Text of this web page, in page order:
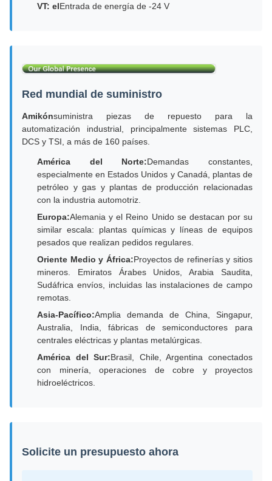
VT: elEntrada de energía de -24 V
Red mundial de suministro
Amikónsuministra piezas de repuesto para la
automatización industrial, principalmente sistemas PLC,
DCS y TSI, a más de 160 países.
América del Norte:Demandas constantes,
especialmente en Estados Unidos y Canadá, plantas de
petróleo y gas y plantas de producción relacionadas
con la industria automotriz.
Europa:Alemania y el Reino Unido se destacan por su
similar escala: plantas químicas y líneas de equipos
pesados que realizan pedidos regulares.
Oriente Medio y África:Proyectos de refinerías y sitios
mineros. Emiratos Árabes Unidos, Arabia Saudita,
Sudáfrica envíos, incluidas las instalaciones de campo
remotas.
Asia-Pacífico:Amplia demanda de China, Singapur,
Australia, India, fábricas de semiconductores para
centrales eléctricas y plantas metalúrgicas.
América del Sur:Brasil, Chile, Argentina conectados
con minería, operaciones de cobre y proyectos
hidroeléctricos.
Solicite un presupuesto ahora